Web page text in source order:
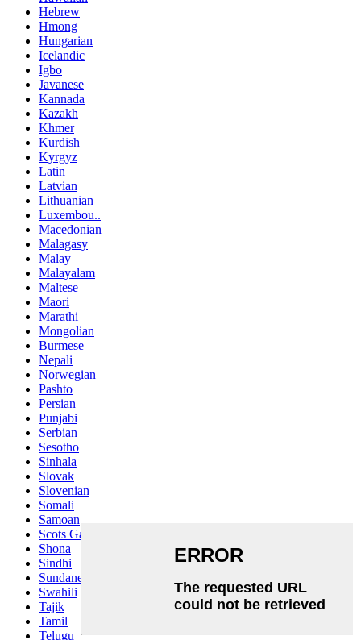
Hebrew
Hmong
Hungarian
Icelandic
Igbo
Javanese
Kannada
Kazakh
Khmer
Kurdish
Kyrgyz
Latin
Latvian
Lithuanian
Luxembou..
Macedonian
Malagasy
Malay
Malayalam
Maltese
Maori
Marathi
Mongolian
Burmese
Nepali
Norwegian
Pashto
Persian
Punjabi
Serbian
Sesotho
Sinhala
Slovak
Slovenian
Somali
Samoan
Scots Gaelic
Shona
Sindhi
Sundanese
Swahili
Tajik
Tamil
Telugu